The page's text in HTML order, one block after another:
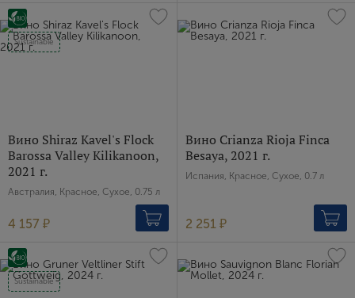
Sustainable
Вино Shiraz Kavel's Flock
Barossa Valley Kilikanoon,
2021 г.
Австралия, Красное, Сухое, 0.75 л
4 157 ₽
Вино Crianza Rioja Finca
Besaya, 2021 г.
Испания, Красное, Сухое, 0.7 л
2 251 ₽
Sustainable
Зарегистрироваться